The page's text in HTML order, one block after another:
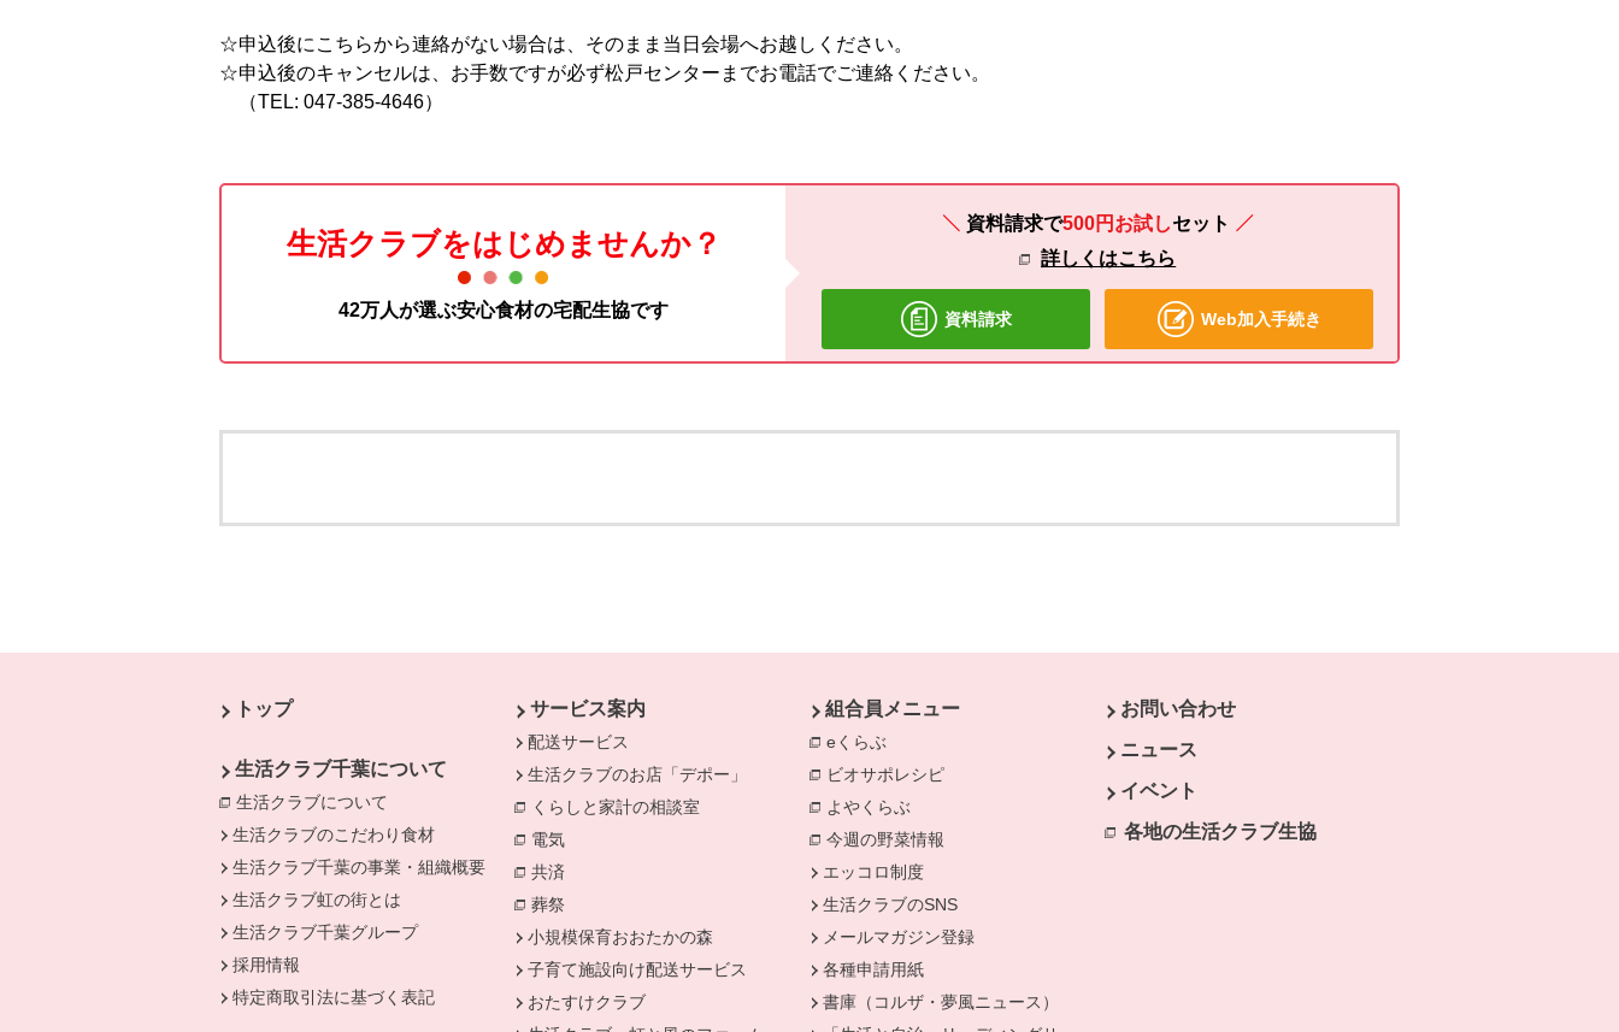
☆申込後にこちらから連絡がない場合は、そのまま当日会場へお越しください。
☆申込後のキャンセルは、お手数ですが必ず松戸センターまでお電話でご連絡ください。
（TEL: 047-385-4646）
生活クラブをはじめませんか？
42万人が選ぶ安心食材の宅配生協です
資料請求で500円お試しセット
詳しくはこちら
資料請求 Web加入手続き
トップ
生活クラブ千葉について
生活クラブについて
別のウィンドウで開きます。
生活クラブのこだわり食材
生活クラブ千葉の事業・組織概要
生活クラブ虹の街とは
生活クラブ千葉グループ
採用情報
特定商取引法に基づく表記
サービス案内
配送サービス
生活クラブのお店「デポー」
くらしと家計の相談室 別のウィンドウで開きます。
電気
共済
葬祭
小規模保育おおたかの森
子育て施設向け配送サービス
おたすけクラブ
組合員メニュー
eくらぶ
ビオサポレシピ
よやくらぶ 別のウィンドウで開きます。
今週の野菜情報 別のウィンドウで開きます。
エッコロ制度
生活クラブのSNS
メールマガジン登録
各種申請用紙
書庫（コルザ・夢風ニュース）
お問い合わせ
ニュース
イベント
各地の生活クラブ生協